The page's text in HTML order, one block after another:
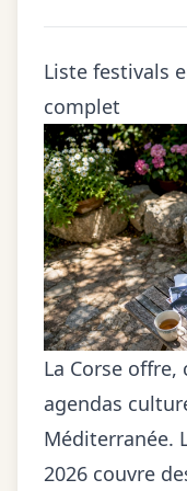
Liste festivals
complet
La Corse offre,
agendas
Méditerranée.
2026 couvre